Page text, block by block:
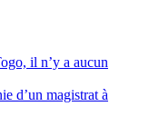
il n’y a aucun
d’un magistrat à